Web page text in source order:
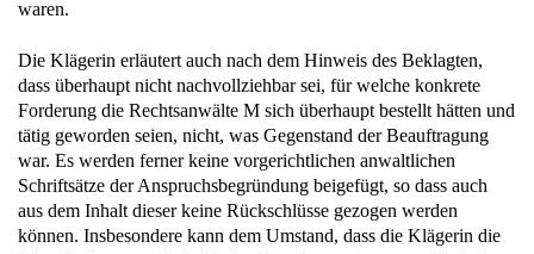
dass überhaupt nicht nachvollziehbar sei, für welche konkrete
Forderung die Rechtsanwälte M sich überhaupt bestellt hätten und
tätig geworden seien, nicht, was Gegenstand der Beauftragung
war. Es werden ferner keine vorgerichtlichen anwaltlichen
Schriftsätze der Anspruchsbegründung beigefügt, so dass auch
aus dem Inhalt dieser keine Rückschlüsse gezogen werden
können. Insbesondere kann dem Umstand, dass die Klägerin die
Klageforderung vollständig der Berechnung der vorgerichtlichen
Rechtsanwaltskosten zugrunde legt, nicht entnommen werden,